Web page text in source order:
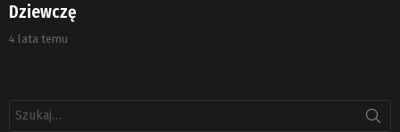
Dziewczę
4 lata temu